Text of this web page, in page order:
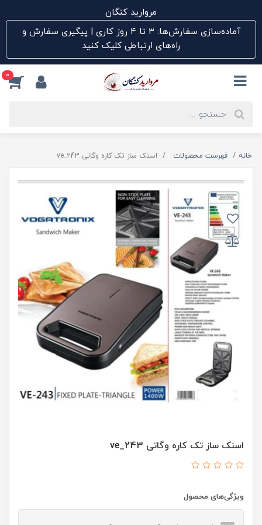
مروارید کنگان
آماده‌سازی سفارش‌ها: ۳ تا ۴ روز کاری | پیگیری سفارش و
راه‌های ارتباطی کلیک کنید
0
خانه فهرست محصولات اسنک ساز تک کاره وگاتی ve_243
اسنک ساز تک کاره وگاتی ve_243
ویژگی‌های محصول